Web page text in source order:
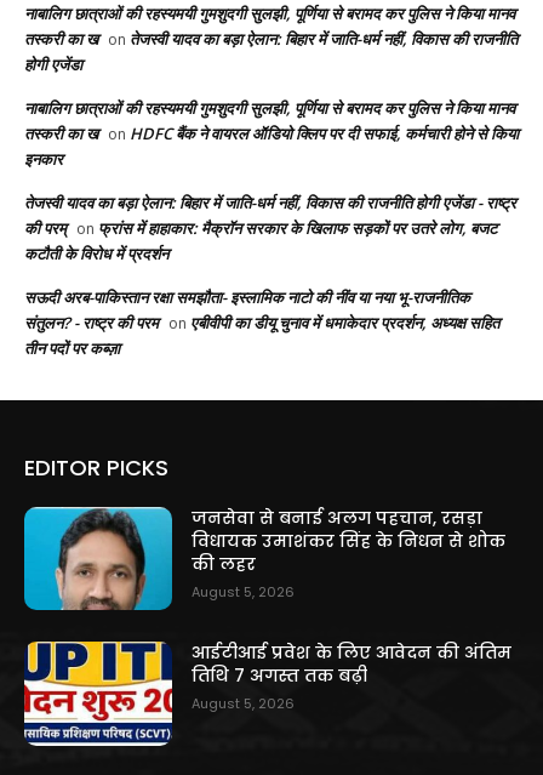
नाबालिग छात्राओं की रहस्यमयी गुमशुदगी सुलझी, पूर्णिया से बरामद कर पुलिस ने किया मानव
तस्करी का ख on तेजस्वी यादव का बड़ा ऐलान: बिहार में जाति-धर्म नहीं, विकास की राजनीति
होगी एजेंडा
नाबालिग छात्राओं की रहस्यमयी गुमशुदगी सुलझी, पूर्णिया से बरामद कर पुलिस ने किया मानव
तस्करी का ख on HDFC बैंक ने वायरल ऑडियो क्लिप पर दी सफाई, कर्मचारी होने से किया
इनकार
तेजस्वी यादव का बड़ा ऐलान: बिहार में जाति-धर्म नहीं, विकास की राजनीति होगी एजेंडा - राष्ट्र
की परम् on फ्रांस में हाहाकार: मैक्रॉन सरकार के खिलाफ सड़कों पर उतरे लोग, बजट
कटौती के विरोध में प्रदर्शन
सऊदी अरब-पाकिस्तान रक्षा समझौता- इस्लामिक नाटो की नींव या नया भू-राजनीतिक
संतुलन? - राष्ट्र की परम on एबीवीपी का डीयू चुनाव में धमाकेदार प्रदर्शन, अध्यक्ष सहित
तीन पदों पर कब्ज़ा
EDITOR PICKS
जनसेवा से बनाई अलग पहचान, रसड़ा
विधायक उमाशंकर सिंह के निधन से शोक
की लहर
August 5, 2026
आईटीआई प्रवेश के लिए आवेदन की अंतिम
तिथि 7 अगस्त तक बढ़ी
August 5, 2026